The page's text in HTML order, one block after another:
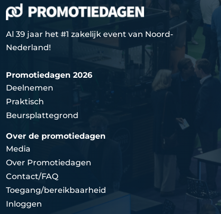
Al 39 jaar het #1 zakelijk event van Noord-
Nederland!
Promotiedagen 2026
Deelnemen
Praktisch
Beursplattegrond
Over de promotiedagen
Media
Over Promotiedagen
Contact/FAQ
Toegang/bereikbaarheid
Inloggen